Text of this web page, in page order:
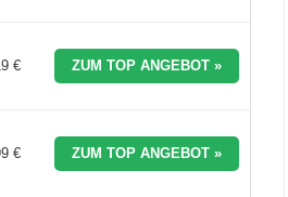
€ ZUM TOP ANGEBOT »
€ ZUM TOP ANGEBOT »